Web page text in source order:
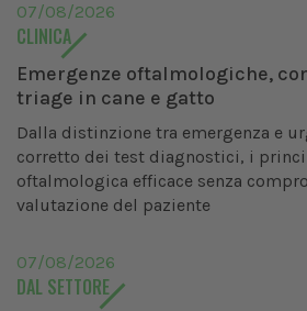
07/08/2026
CLINICA
Emergenze oftalmologiche,
triage in cane e gatto
Dalla distinzione tra emergenza e
corretto dei test diagnostici, i
oftalmologica efficace senza
valutazione del paziente
07/08/2026
DAL SETTORE